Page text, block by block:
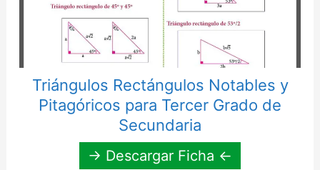
Triángulos Rectángulos Notables y
Pitagóricos para Tercer Grado de
Secundaria
→ Descargar Ficha ←